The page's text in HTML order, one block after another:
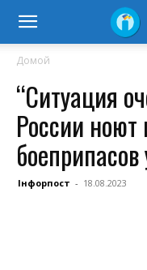
Домой
“Ситуация
России ноют
Інфорпост - 18.08.2023